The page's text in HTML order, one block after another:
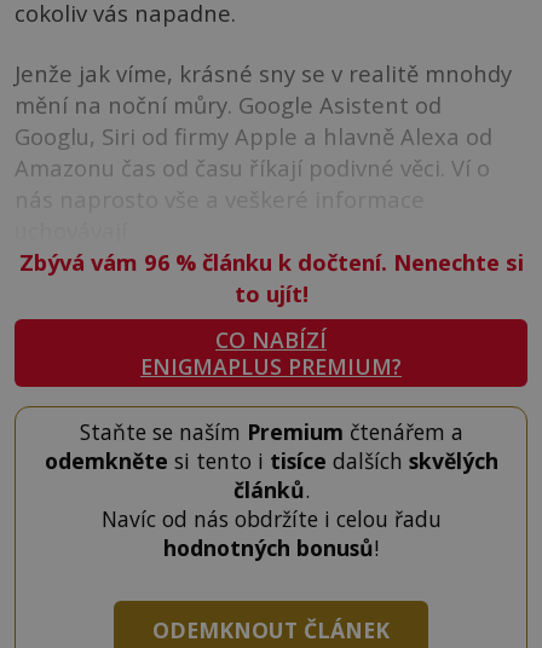
cokoliv vás napadne.
Jenže jak víme, krásné sny se v realitě mnohdy
mění na noční můry. Google Asistent od
Googlu, Siri od firmy Apple a hlavně Alexa od
Amazonu čas od času říkají podivné věci. Ví o
nás naprosto vše a veškeré informace
Zbývá vám 96 %článku k dočtení. Nenechte si
to ujít!
CO NABÍZÍ
ENIGMAPLUS PREMIUM?
Staňte se naším Premium čtenářem a
odemkněte si tento i tisíce dalších skvělých
článků.
Navíc od nás obdržíte i celou řadu
hodnotných bonusů!
ODEMKNOUT ČLÁNEK